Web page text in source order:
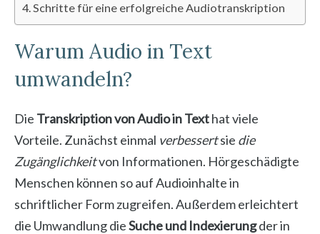
Schritte für eine erfolgreiche Audiotranskription
Warum Audio in Text
umwandeln?
Die Transkription von Audio in Texthat viele
Vorteile. Zunächst einmal verbessertsie die
Zugänglichkeitvon Informationen. Hörgeschädigte
Menschen können so auf Audioinhalte in
schriftlicher Form zugreifen. Außerdem erleichtert
die Umwandlung dieSuche und Indexierungder in